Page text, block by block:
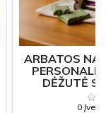
ARBATOS
DĖŽUTĖ
0